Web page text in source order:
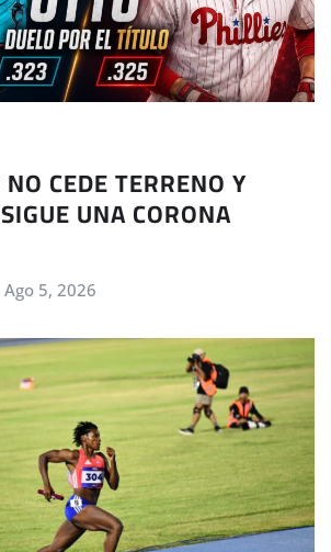
CEDE TERRENO Y
UNA CORONA
Ago 5, 2026